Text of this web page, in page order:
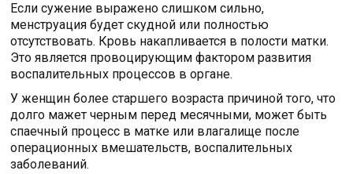
Если сужение выражено слишком сильно,
менструация будет скудной или полностью
отсутствовать. Кровь накапливается в полости матки.
Это является провоцирующим фактором развития
воспалительных процессов в органе.
У женщин более старшего возраста причиной того, что
долго мажет черным перед месячными, может быть
спаечный процесс в матке или влагалище после
операционных вмешательств, воспалительных
заболеваний.